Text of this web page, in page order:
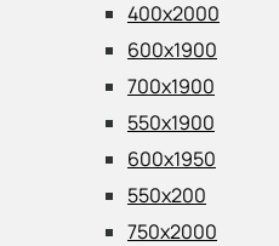
400х2000
600х1900
700х1900
550х1900
600х1950
550х200
750х2000